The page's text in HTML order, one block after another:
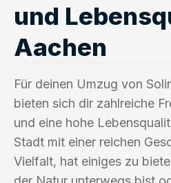
und
Aachen
Für deinen Umzug von
bieten sich dir zahlreiche
und eine hohe
Stadt mit einer reichen
Vielfalt, hat einiges zu